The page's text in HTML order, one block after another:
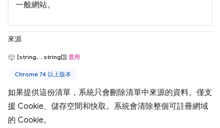
一般網站。
來源
[string, ...string[]] 選用
Chrome 74 以上版本
如果提供這份清單，系統只會刪除清單中來源的資料。僅支
援 Cookie、儲存空間和快取。系統會清除整個可註冊網域
的 Cookie。